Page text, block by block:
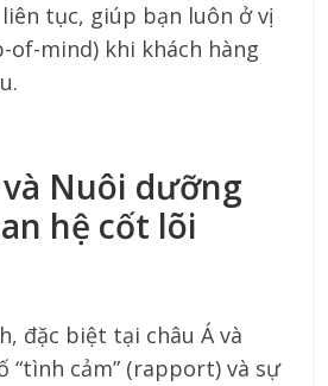
tục, giúp bạn luôn ở vị
mind) khi khách hàng
Nuôi dưỡng
hệ cốt lõi
đặc biệt tại châu Á và
“tình cảm” (rapport) và sự